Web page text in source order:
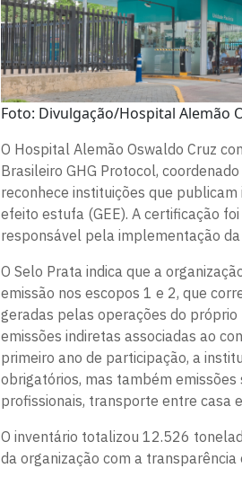
Foto: Divulgação/Hospital Alemão
O Hospital Alemão Oswaldo Cruz
Brasileiro GHG Protocol,
reconhece instituições que
efeito estufa (GEE). A certificação
responsável pela implementação
O Selo Prata indica que a
emissão nos escopos 1 e 2, que
geradas pelas operações do
emissões indiretas associadas ao
primeiro ano de participação, a
obrigatórios, mas também
profissionais, transporte entre casa
O inventário totalizou 12.526
da organização com a